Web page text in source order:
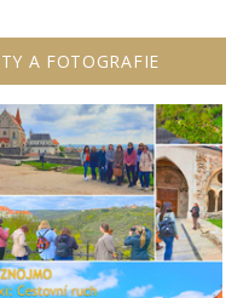
A FOTOGRAFIE